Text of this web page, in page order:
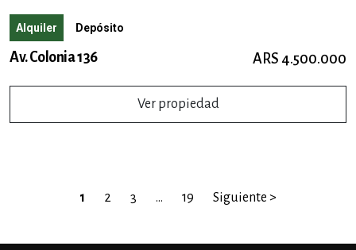
Alquiler Depósito
Av. Colonia 136 ARS 4.500.000
Ver propiedad
1 2 3 … 19 Siguiente >